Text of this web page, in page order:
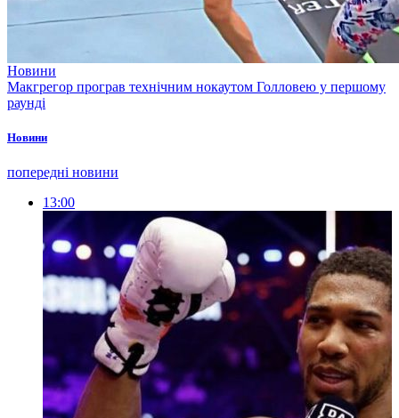
Новини
Макгрегор програв технічним нокаутом Голловею у першому
раунді
Новини
попередні новини
13:00